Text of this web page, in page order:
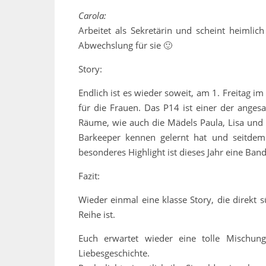
Carola:
Arbeitet als Sekretärin und scheint
Abwechslung für sie 🙂
Story:
Endlich ist es wieder soweit, am 1. Freitag
für die Frauen. Das P14 ist einer der
Räume, wie auch die Mädels Paula, Lisa
Barkeeper kennen gelernt hat und
besonderes Highlight ist dieses Jahr eine
Fazit:
Wieder einmal eine klasse Story, die direkt
Reihe ist.
Euch erwartet wieder eine tolle
Liebesgeschichte.